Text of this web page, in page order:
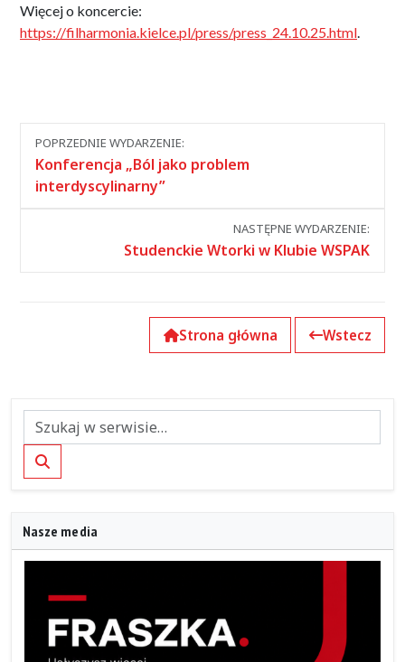
Więcej o koncercie:
https://filharmonia.kielce.pl/press/press_24.10.25.html
Nawigacja
między
wydarzeniami
POPRZEDNIE WYDARZENIE:
Konferencja „Ból jako problem
interdyscylinarny”
NASTĘPNE WYDARZENIE:
Studenckie Wtorki w Klubie WSPAK
Strona główna Wstecz
Szukaj
Nasze media